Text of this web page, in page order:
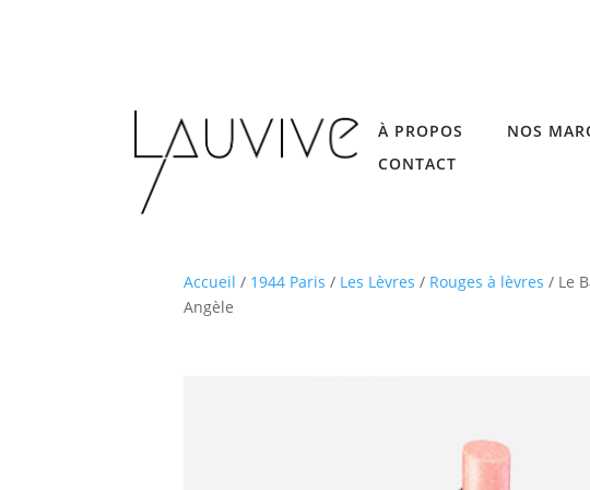
À PROPOS NOS
CONTACT
Accueil / 1944 Paris / Les Lèvres / Rouges à lèvres / Le
Angèle